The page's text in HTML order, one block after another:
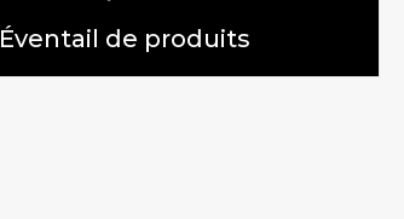
Éventail de produits